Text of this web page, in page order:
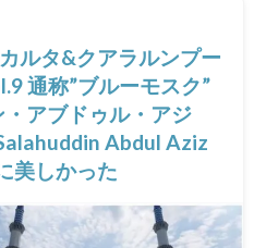
ルタ&クアラルンプー
通称”ブルーモスク”
アブドゥル・アジ
Abdul Aziz
美しかった